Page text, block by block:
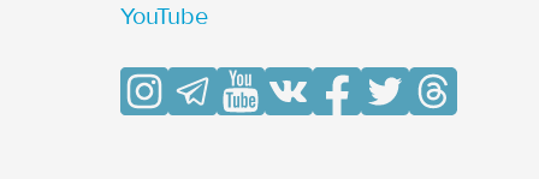
YouTube